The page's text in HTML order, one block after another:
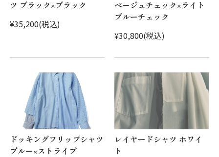
ツ ブラック×ブラック
¥35,200(税込)
ベージュチェック×ライト
ブルーチェック
¥30,800(税込)
ドッキングフリップシャツ
ブルー×ストライプ
レイヤードシャツ ホワイ
ト